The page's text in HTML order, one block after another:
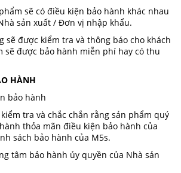
sẽ có điều kiện bảo hành khác nhau
sản xuất / Đơn vị nhập khẩu.
sẽ được kiểm tra và thông báo cho khách
sẽ được bảo hành miễn phí hay có thu
HÀNH
bảo hành
tra và chắc chắn rằng sản phẩm quý
thỏa mãn điều kiện bảo hành của
sách bảo hành của M5s.
tâm bảo hành ủy quyền của Nhà sản